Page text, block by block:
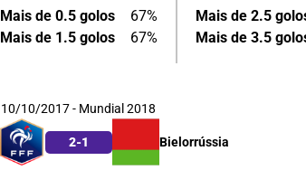
Mais de 0.5 golos
67%
Mais de 1.5 golos
67%
Mais de 2.5
Mais de 3.5
10/10/2017 - Mundial 2018
2-1 Bielorrússia